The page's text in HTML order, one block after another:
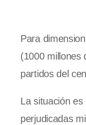
Para
(1000 millones
partidos del
La situación
perjudicadas